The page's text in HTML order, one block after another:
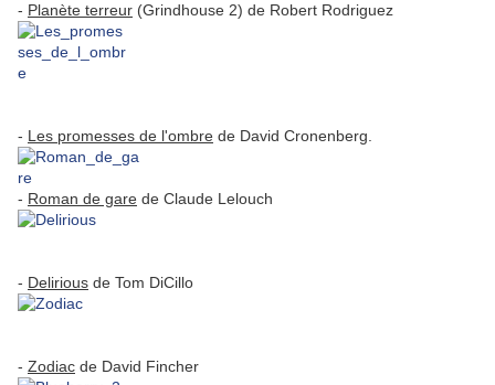
- Planète terreur (Grindhouse 2) de Robert Rodriguez
- Les promesses de l'ombre de David Cronenberg.
- Roman de gare de Claude Lelouch
- Delirious de Tom DiCillo
- Zodiac de David Fincher